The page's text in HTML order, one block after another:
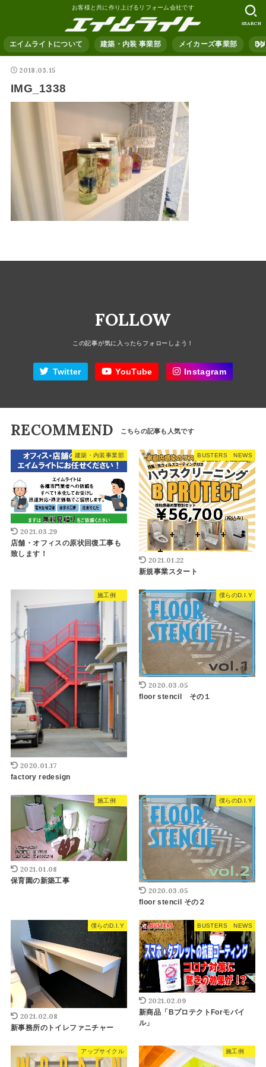
お客様と共に作り上げるリフォーム会社です
エイムライトについて 建築・内装 事業部 メイカーズ事業部
SEARCH
2018.03.15
IMG_1338
FOLLOW
Twitter YouTube Instagram
RECOMMEND
建築・内装事業部
2021.03.29
店舗・オフィスの原状回復工事も
致します！
BUSTERS NEWS
2021.01.22
新規事業スタート
施工例
2020.01.17
factory redesign
僕らのD.I.Y
2020.03.05
floor stencil その１
施工例
2021.01.08
保育園の新築工事
僕らのD.I.Y
2020.03.05
floor stencil その２
僕らのD.I.Y
2021.02.08
新事務所のトイレファニチャー
BUSTERS NEWS
2021.02.09
新商品「BプロテクトForモバイ
ル」
アップサイクル 施工例